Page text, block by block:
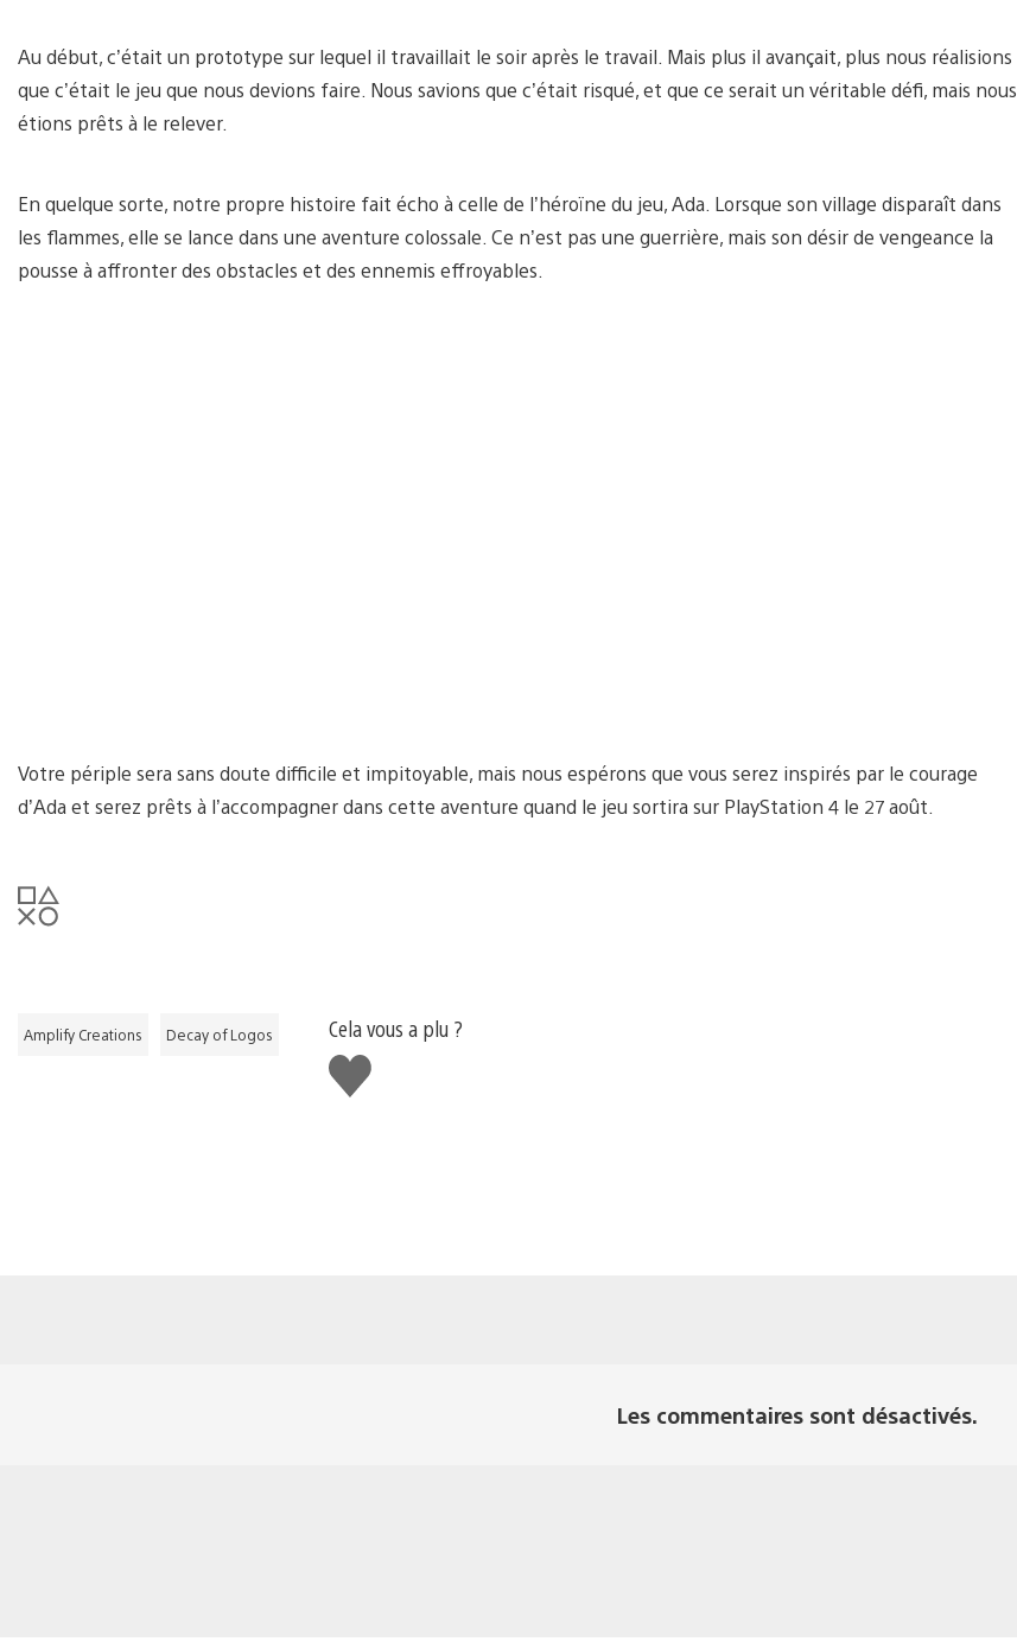
Au début, c’était un prototype sur lequel il travaillait le soir après le travail. Mais plus il avançait, plus nous réalisions
que c’était le jeu que nous devions faire. Nous savions que c’était risqué, et que ce serait un véritable défi, mais nous
étions prêts à le relever.
En quelque sorte, notre propre histoire fait écho à celle de l’héroïne du jeu, Ada. Lorsque son village disparaît dans
les flammes, elle se lance dans une aventure colossale. Ce n’est pas une guerrière, mais son désir de vengeance la
pousse à affronter des obstacles et des ennemis effroyables.
Votre périple sera sans doute difficile et impitoyable, mais nous espérons que vous serez inspirés par le courage
d’Ada et serez prêts à l’accompagner dans cette aventure quand le jeu sortira sur PlayStation 4 le 27 août.
Amplify Creations Decay of Logos
Cela vous a plu ?
J'aime
Les commentaires sont désactivés.